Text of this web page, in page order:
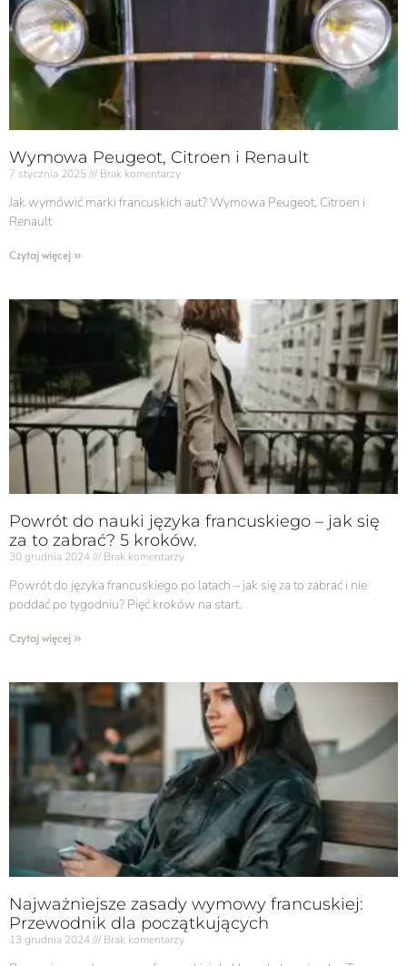
Wymowa Peugeot, Citroen i Renault
7 stycznia 2025 Brak komentarzy
Jak wymówić marki francuskich aut? Wymowa Peugeot, Citroen i
Renault
Czytaj więcej »
Powrót do nauki języka francuskiego – jak się
za to zabrać? 5 kroków.
30 grudnia 2024 Brak komentarzy
Powrót do języka francuskiego po latach – jak się za to zabrać i nie
poddać po tygodniu? Pięć kroków na start.
Czytaj więcej »
Najważniejsze zasady wymowy francuskiej:
Przewodnik dla początkujących
13 grudnia 2024 Brak komentarzy